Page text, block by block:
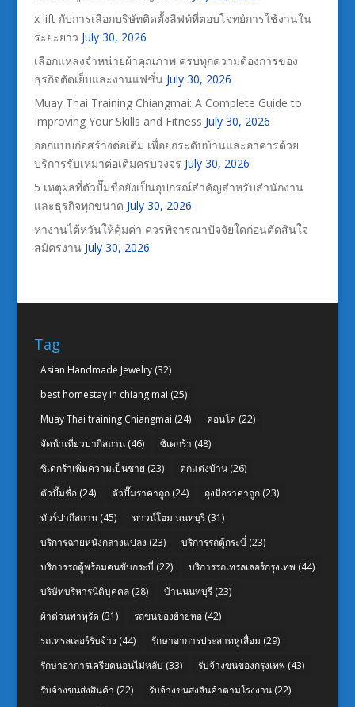
x lift กับการเลือกบริษัทติดตั้งลิฟท์ที่ตอบโจทย์การใช้งานใน
ระยะยาว July 30, 2026
เลือกแหล่งจำหน่ายผ้าคุณภาพ ครบทุกความต้องการของ
ธุรกิจตัดเย็บและงานแฟชั่น July 30, 2026
Muay Thai Training Chiangmai: A Complete Guide to
Improving Your Skills and Fitness July 30, 2026
ออกแบบก่อสร้างต่อเติม เพื่อยกระดับบ้านและอาคารด้วย
บริการรับเหมาต่อเติมครบวงจร July 30, 2026
5 เหตุผลที่ตัวปั๊มชื่อยังเป็นอุปกรณ์สำคัญสำหรับสำนักงาน
และธุรกิจทุกขนาด July 30, 2026
หางานไต้หวันให้คุ้มค่า ควรพิจารณาปัจจัยใดก่อนตัดสินใจ
สมัครงาน July 30, 2026
Tag
Asian Handmade Jewelry(32)
best homestay in chiang mai (25)
Muay Thai training Chiangmai (24) คอนโด (22)
จัดนำเที่ยวปากีสถาน(46) ซิเดกร้า (48)
ซิเดกร้าเพิ่มความเป็นชาย (23) ตกแต่งบ้าน(26)
ตัวปั๊มชื่อ(24) ตัวปั๊มราคาถูก(24) ถุงมือราคาถูก(23)
ทัวร์ปากีสถาน(45) ทาวน์โฮม นนทบุรี(31)
บริการฉายหนังกลางแปลง (23) บริการรถตู้กระบี่ (23)
บริการรถตู้พร้อมคนขับกระบี่ (22) บริการรถเทรลเลอร์กรุงเทพ (44)
บริษัทบริหารนิติบุคคล(28) บ้านนนทบุรี(23)
ผ้าต่วนพาหุรัด (31) รถขนของย้ายหอ(42)
รถเทรลเลอร์รับจ้าง (44) รักษาอาการประสาทหูเสื่อม (29)
รักษาอาการเครียดนอนไม่หลับ (33) รับจ้างขนของกรุงเทพ (43)
รับจ้างขนส่งสินค้า (22) รับจ้างขนส่งสินค้าตามโรงงาน(22)